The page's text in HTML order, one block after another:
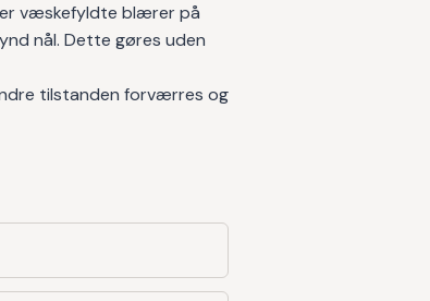
væskefyldte blærer på
nål. Dette gøres uden
tilstanden forværres og